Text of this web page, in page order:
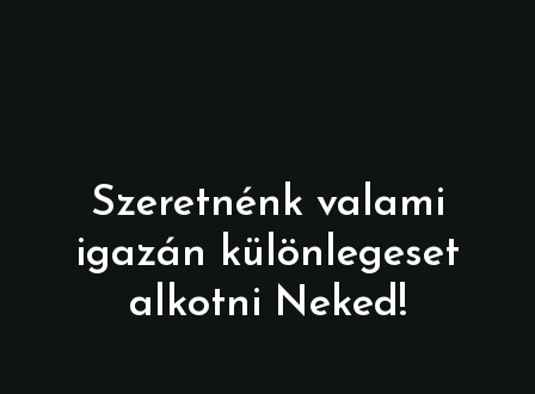
Szeretnénk valami
igazán különlegeset
alkotni Neked!